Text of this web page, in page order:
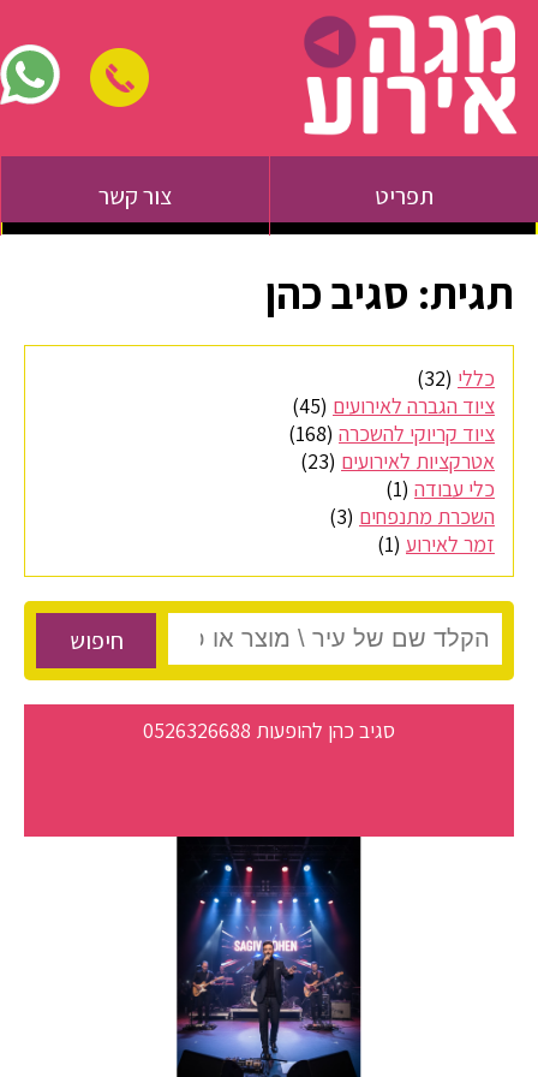
תפריט צור קשר
תגית: סגיב כהן
כללי (32)
ציוד הגברה לאירועים (45)
ציוד קריוקי להשכרה (168)
אטרקציות לאירועים (23)
כלי עבודה (1)
השכרת מתנפחים (3)
זמר לאירוע (1)
חיפוש
סגיב כהן להופעות 0526326688